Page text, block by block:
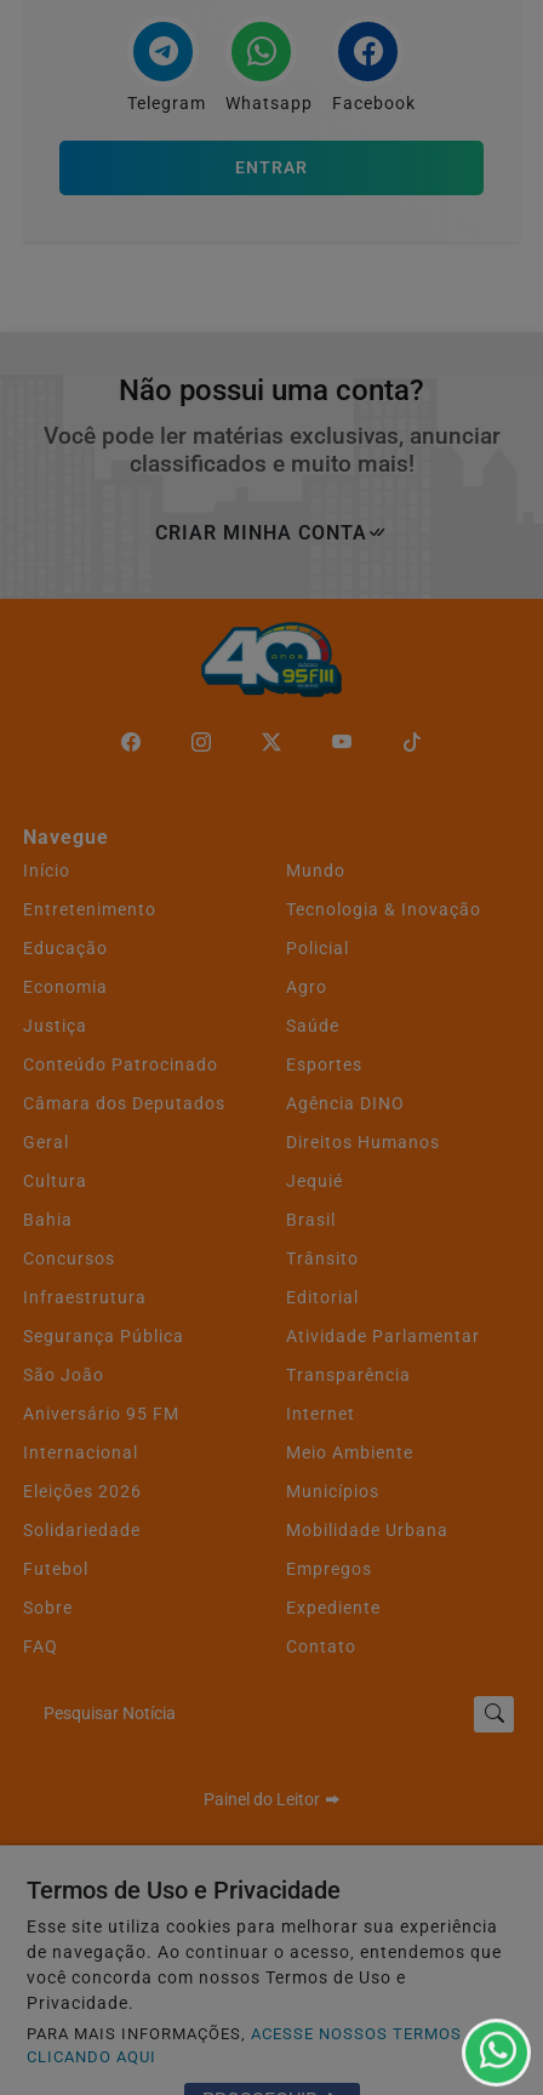
Telegram Whatsapp Facebook
ENTRAR
Não possui uma conta?
Você pode ler matérias exclusivas, anunciar
classificados e muito mais!
CRIAR MINHA CONTA
Navegue
Início
Mundo
Entretenimento
Tecnologia & Inovação
Educação
Policial
Economia
Agro
Justiça
Saúde
Conteúdo Patrocinado
Esportes
Câmara dos Deputados
Agência DINO
Geral
Direitos Humanos
Cultura
Jequié
Bahia
Brasil
Concursos
Trânsito
Infraestrutura
Editorial
Segurança Pública
Atividade Parlamentar
São João
Transparência
Aniversário 95 FM
Internet
Internacional
Meio Ambiente
Eleições 2026
Municípios
Solidariedade
Mobilidade Urbana
Futebol
Empregos
Sobre
Expediente
FAQ
Contato
Pesquisar Notícia
Painel do Leitor
95 FM Oficial - Todos os direitos reservados.
Termos de Uso e Privacidade
Termos de Uso e Privacidade
Esse site utiliza cookies para melhorar sua experiência
de navegação. Ao continuar o acesso, entendemos que
você concorda com nossos Termos de Uso e
Privacidade.
PARA MAIS INFORMAÇÕES,ACESSE NOSSOS TERMOS
CLICANDO AQUI